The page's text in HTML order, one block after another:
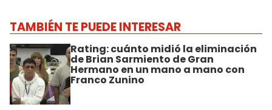
TAMBIÉN TE PUEDE INTERESAR
Rating: cuánto midió la eliminación
de Brian Sarmiento de Gran
Hermano en un mano a mano con
Franco Zunino